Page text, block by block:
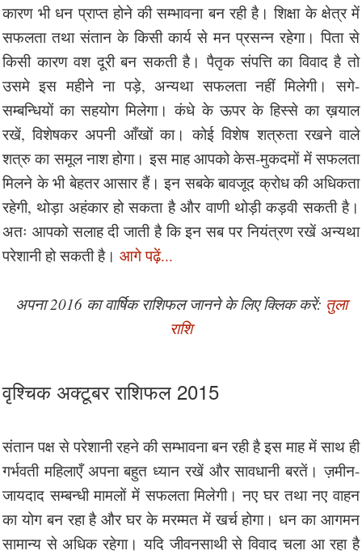
कारण भी धन प्राप्त होने की सम्भावना बन रही है। शिक्षा के क्षेत्र में
सफलता तथा संतान के किसी कार्य से मन प्रसन्न रहेगा। पिता से
किसी कारण वश दूरी बन सकती है। पैतृक संपत्ति का विवाद है तो
उसमे इस महीने ना पड़े, अन्यथा सफलता नहीं मिलेगी। सगे-
सम्बन्धियों का सहयोग मिलेगा। कंधे के ऊपर के हिस्से का ख़याल
रखें, विशेषकर अपनी आँखों का। कोई विशेष शत्रुता रखने वाले
शत्रु का समूल नाश होगा। इस माह आपको केस-मुकदमों में सफलता
मिलने के भी बेहतर आसार हैं। इन सबके बावजूद क्रोध की अधिकता
रहेगी, थोड़ा अहंकार हो सकता है और वाणी थोड़ी कड़वी सकती है।
अतः आपको सलाह दी जाती है कि इन सब पर नियंत्रण रखें अन्यथा
परेशानी हो सकती है। आगे पढ़ें...
अपना 2016 का वार्षिक राशिफल जानने के लिए क्लिक करें: तुला
राशि
वृश्चिक अक्टूबर राशिफल 2015
संतान पक्ष से परेशानी रहने की सम्भावना बन रही है इस माह में साथ ही
गर्भवती महिलाएँ अपना बहुत ध्यान रखें और सावधानी बरतें। ज़मीन-
जायदाद सम्बन्धी मामलों में सफलता मिलेगी। नए घर तथा नए वाहन
का योग बन रहा है और घर के मरम्मत में खर्च होगा। धन का आगमन
सामान्य से अधिक रहेगा। यदि जीवनसाथी से विवाद चला आ रहा है